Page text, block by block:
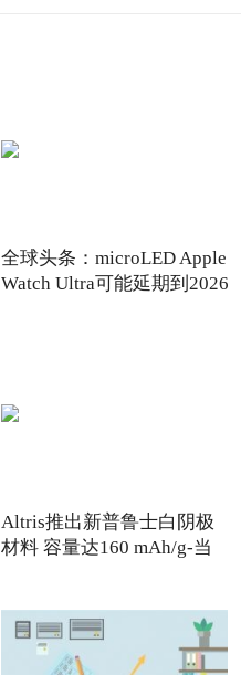
全球头条：microLED Apple
Watch Ultra可能延期到2026
Altris推出新普鲁士白阴极
材料 容量达160 mAh/g-当